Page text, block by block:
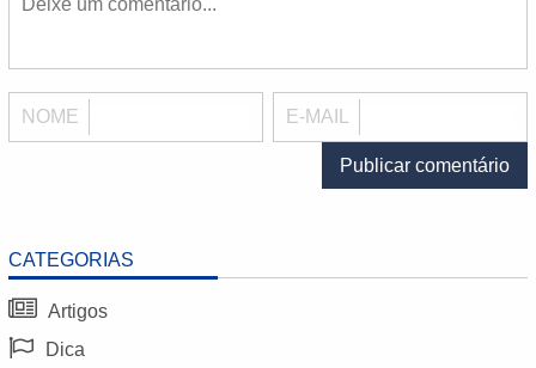
CATEGORIAS
Artigos
Dica
NOME E-MAIL